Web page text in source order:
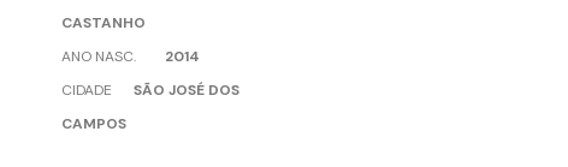
CASTANHO
ANO NASC. 2014
CIDADE SÃO JOSÉ DOS
CAMPOS